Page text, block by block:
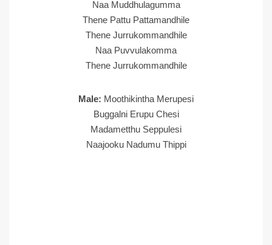
Naa Muddhulagumma
Thene Pattu Pattamandhile
Thene Jurrukommandhile
Naa Puvvulakomma
Thene Jurrukommandhile
Male: Moothikintha Merupesi
Buggalni Erupu Chesi
Madametthu Seppulesi
Naajooku Nadumu Thippi